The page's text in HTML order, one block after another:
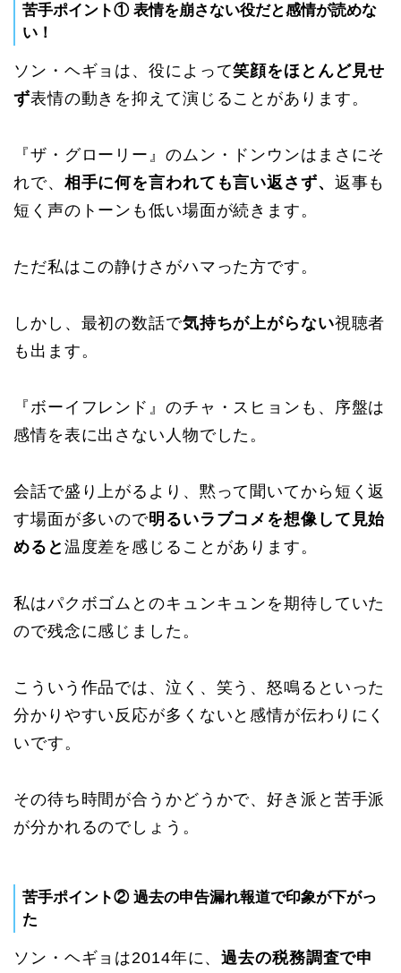
苦手ポイント① 表情を崩さない役だと感情が読めな
い！
ソン・ヘギョは、役によって笑顔をほとんど見せ
ず表情の動きを抑えて演じることがあります。
『ザ・グローリー』のムン・ドンウンはまさにそ
れで、 相手に何を言われても言い返さず、 返事も
短く声のトーンも低い場面が続きます。
ただ私はこの静けさがハマった方です。
しかし、最初の数話で気持ちが上がらない視聴者
も出ます。
『ボーイフレンド』のチャ・スヒョンも、序盤は
感情を表に出さない人物でした。
会話で盛り上がるより、黙って聞いてから短く返
す場面が多いので明るいラブコメを想像して見始
めると 温度差を感じることがあります。
私はパクボゴムとのキュンキュンを期待していた
ので残念に感じました。
こういう作品では、泣く、笑う、怒鳴るといった
分かりやすい反応が多くないと感情が伝わりにく
いです。
その待ち時間が合うかどうかで、好き派と苦手派
が分かれるのでしょう。
苦手ポイント② 過去の申告漏れ報道で印象が下がっ
た
ソン・ヘギョは2014年に、過去の税務調査で申